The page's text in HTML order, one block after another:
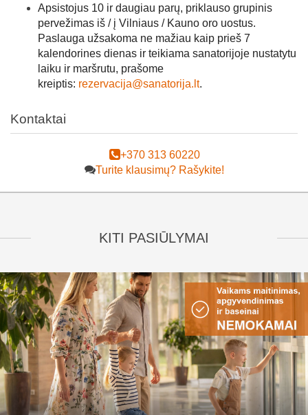
Apsistojus 10 ir daugiau parų, priklauso grupinis
pervežimas iš / į Vilniaus / Kauno oro uostus.
Paslauga užsakoma ne mažiau kaip prieš 7
kalendorines dienas ir teikiama sanatorijoje nustatytu
laiku ir maršrutu, prašome
kreiptis: rezervacija@sanatorija.lt.
Kontaktai
+370 313 60220
Turite klausimų? Rašykite!
KITI PASIŪLYMAI